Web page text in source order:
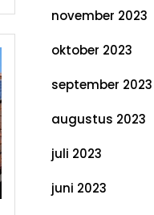
november 2023
oktober 2023
september 2023
augustus 2023
juli 2023
juni 2023